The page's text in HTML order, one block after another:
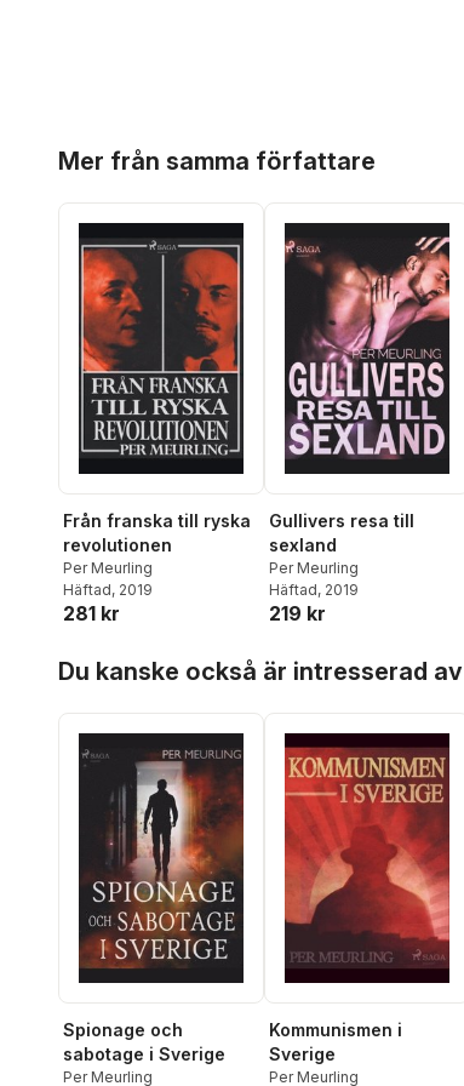
Mer från samma författare
Från franska till ryska
revolutionen
Per Meurling
Häftad, 2019
281 kr
Gullivers resa till
sexland
Per Meurling
Häftad, 2019
219 kr
Du kanske också är intresserad av
Spionage och
sabotage i Sverige
Per Meurling
Kommunismen i
Sverige
Per Meurling